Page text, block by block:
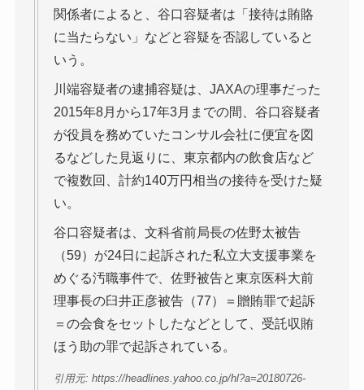
関係者によると、谷口容疑者は「接待は賄賂
に当たらない」などと容疑を否認していると
いう。
川端容疑者の逮捕容疑は、JAXAの理事だった
2015年8月から17年3月までの間、谷口容疑者
が役員を務めていたコンサル会社に便宜を図
るなどした見返りに、東京都内の飲食店など
で複数回、計約140万円相当の接待を受けた疑
い。
谷口容疑者は、文科省前局長の佐野太被告
（59）が24日に起訴された私立大支援事業を
めぐる汚職事件で、佐野被告と東京医科大前
理事長の臼井正彦被告（77）＝贈賄罪で起訴
＝の会食をセットしたなどとして、受託収賄
ほう助の罪で起訴されている。
引用元: https://headlines.yahoo.co.jp/hl?a=20180726-